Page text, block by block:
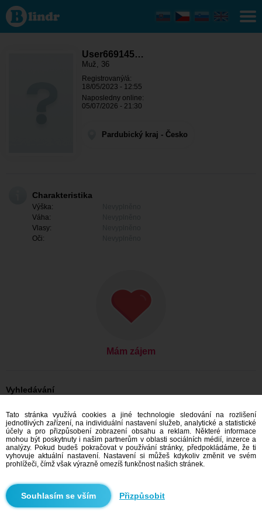
User669145368
- On hledá
někoho
Pardubický
User669145…
Muž, 36
Registrovaný/á:
18/05/2023 - 12:55
Naposledny online:
05/07/2026 - 21:30
Pardubický kraj - Česko
Charakteristika
Výška:
Váha:
Vlasy:
Oči:
Mám zájem
Vyhledávání
On hledá ji: Muži, 36
On hledá ji: Muži, 36 - Česko
On hledá ji: Muži, 36 - Pardubický kraj
On hledá ji: Muži, 36 - Pardubice
Seznamka Česko
Seznamka Pardubický kraj
Seznamka Pardubice
Doporučujeme
Tato stránka využívá cookies a jiné technologie sledování na rozlišení
jednotlivých zařízení, na individuální nastavení služeb, analytické a statistické
účely a pro přizpůsobení zobrazení obsahu a reklam. Některé informace
mohou být poskytnuty i našim partnerům v oblasti sociálních médií, inzerce a
analýzy. Pokud budeš pokračovat v používání stránky, předpokládáme, že ti
vyhovuje aktuální nastavení. Nastavení si můžeš kdykoliv změnit ve svém
prohlížeči, čímž však výrazně omezíš funkčnost našich stránek.
Přizpůsobit